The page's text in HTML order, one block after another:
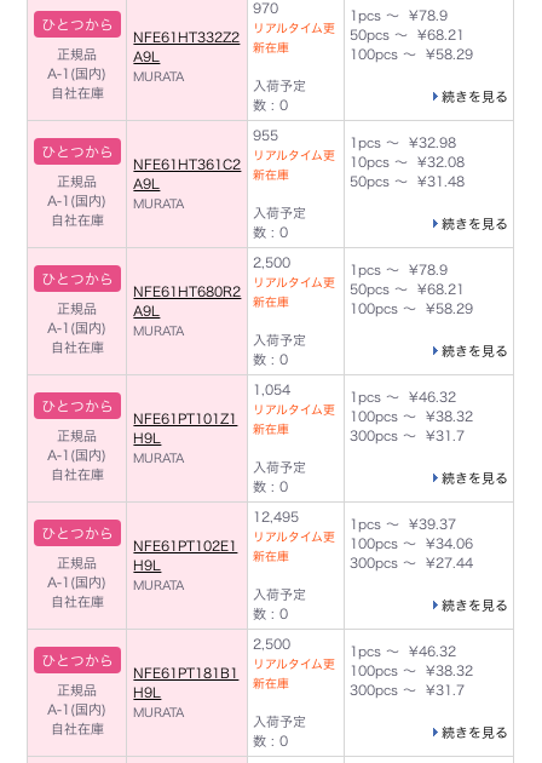
ひとつから
正規品
A-1(国内)
自社在庫
NFE61HT332Z2
A9L
MURATA
970
リアルタイム更
新在庫
入荷予定
数 : 0
1pcs ～ ¥78.9
50pcs ～ ¥68.21
100pcs ～ ¥58.29
続きを見る
ひとつから
正規品
A-1(国内)
自社在庫
NFE61HT361C2
A9L
MURATA
955
リアルタイム更
新在庫
入荷予定
数 : 0
1pcs ～ ¥32.98
10pcs ～ ¥32.08
50pcs ～ ¥31.48
続きを見る
ひとつから
正規品
A-1(国内)
自社在庫
NFE61HT680R2
A9L
MURATA
2,500
リアルタイム更
新在庫
入荷予定
数 : 0
1pcs ～ ¥78.9
50pcs ～ ¥68.21
100pcs ～ ¥58.29
続きを見る
ひとつから
正規品
A-1(国内)
自社在庫
NFE61PT101Z1
H9L
MURATA
1,054
リアルタイム更
新在庫
入荷予定
数 : 0
1pcs ～ ¥46.32
100pcs ～ ¥38.32
300pcs ～ ¥31.7
続きを見る
ひとつから
正規品
A-1(国内)
自社在庫
NFE61PT102E1
H9L
MURATA
12,495
リアルタイム更
新在庫
入荷予定
数 : 0
1pcs ～ ¥39.37
100pcs ～ ¥34.06
300pcs ～ ¥27.44
続きを見る
ひとつから
正規品
A-1(国内)
自社在庫
NFE61PT181B1
H9L
MURATA
2,500
リアルタイム更
新在庫
入荷予定
数 : 0
1pcs ～ ¥46.32
100pcs ～ ¥38.32
300pcs ～ ¥31.7
続きを見る